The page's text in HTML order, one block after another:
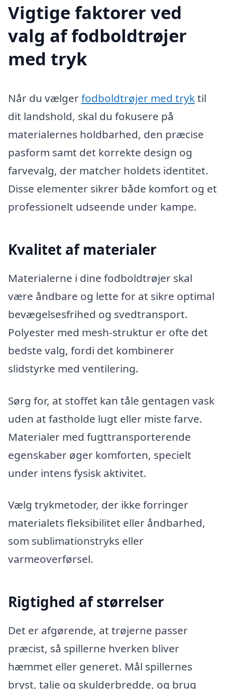
Vigtige faktorer ved
valg af fodboldtrøjer
med tryk
Når du vælgerfodboldtrøjer med tryktil
dit landshold, skal du fokusere på
materialernes holdbarhed, den præcise
pasform samt det korrekte design og
farvevalg, der matcher holdets identitet.
Disse elementer sikrer både komfort og et
professionelt udseende under kampe.
Kvalitet af materialer
Materialerne i dine fodboldtrøjer skal
være åndbare og lette for at sikre optimal
bevægelsesfrihed og svedtransport.
Polyester med mesh-struktur er ofte det
bedste valg, fordi det kombinerer
slidstyrke med ventilering.
Sørg for, at stoffet kan tåle gentagen vask
uden at fastholde lugt eller miste farve.
Materialer med fugttransporterende
egenskaber øger komforten, specielt
under intens fysisk aktivitet.
Vælg trykmetoder, der ikke forringer
materialets fleksibilitet eller åndbarhed,
som sublimationstryks eller
varmeoverførsel.
Rigtighed af størrelser
Det er afgørende, at trøjerne passer
præcist, så spillerne hverken bliver
hæmmet eller generet. Mål spillernes
bryst, talje og skulderbredde, og brug